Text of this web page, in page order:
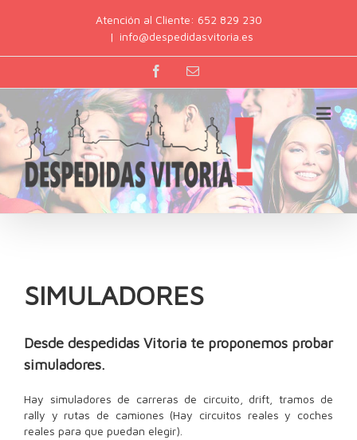
Atención al Cliente: 652 829 230
| info@despedidasvitoria.es
SIMULADORES
Desde despedidas Vitoria te proponemos probar
simuladores.
Hay simuladores de carreras de circuito, drift, tramos de
rally y rutas de camiones (Hay circuitos reales y coches
reales para que puedan elegir).